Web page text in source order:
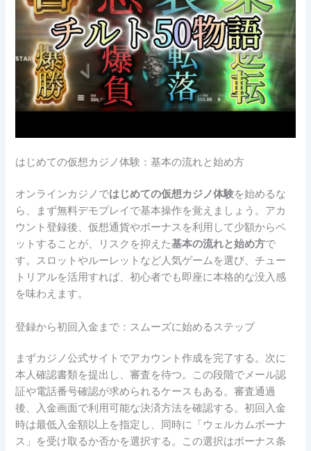
はじめての仮想カジノ体験：基本の流れと始め方
オンラインカジノではじめての仮想カジノ体験を始めるな
ら、まず無料デモプレイで基本操作を覚えましょう。アカ
ウント登録後、仮想通貨やボーナスを利用して少額からベ
ットすることが、リスクを抑えた基本の流れと始め方で
す。スロットやルーレットなど人気ゲームを選び、チュー
トリアルを活用すれば、初心者でも即座に本格的な没入感
を味わえます。
登録から初回入金まで：スムーズに始めるステップ
まずカジノ公式サイトでアカウント作成を完了する。次に
本人確認書類を提出し、審査を待つ。この段階でメール認
証や電話番号確認が求められるケースもある。審査通過
後、入金画面で利用可能な決済方法を確認する。初回入金
時は最低入金額以上を指定し、同時に「ウェルカムボーナ
ス」を受け取るか否かを選択する。この選択はボーナス条